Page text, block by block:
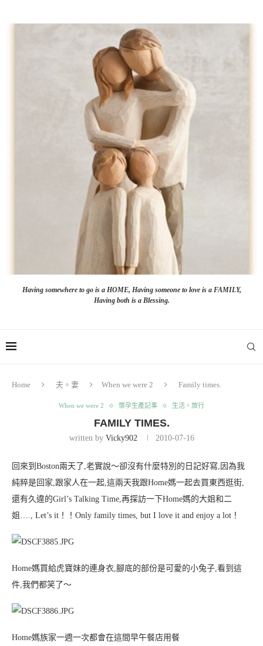
Having somewhere to go is a HOME, Having someone to love is a FAMILY,
Having both is a Blessing.
Home 夫。妻 When we were 2 Family times.
When we were 2 懷孕生產記事 生活。旅行
FAMILY TIMES.
written by Vicky902 2010-07-16
回來到Boston兩天了,老實說～卻沒有什麼特別的日記好寫,因為我
純粹是回家,跟家人在一起,這兩天我跟Home媽一起去買東西逛街,
還有久違的Girl’s Talking Time,再探訪一下Home媽的大姐和二
姐…., Let’s it！！Only family times, but I love it and enjoy a lot！
Home媽買給虎寶妹的連身衣,腳底的部份是可愛的小兔子,看到這
件,我們都笑了～
Home媽族家一週一次都會在這間早午餐店用餐